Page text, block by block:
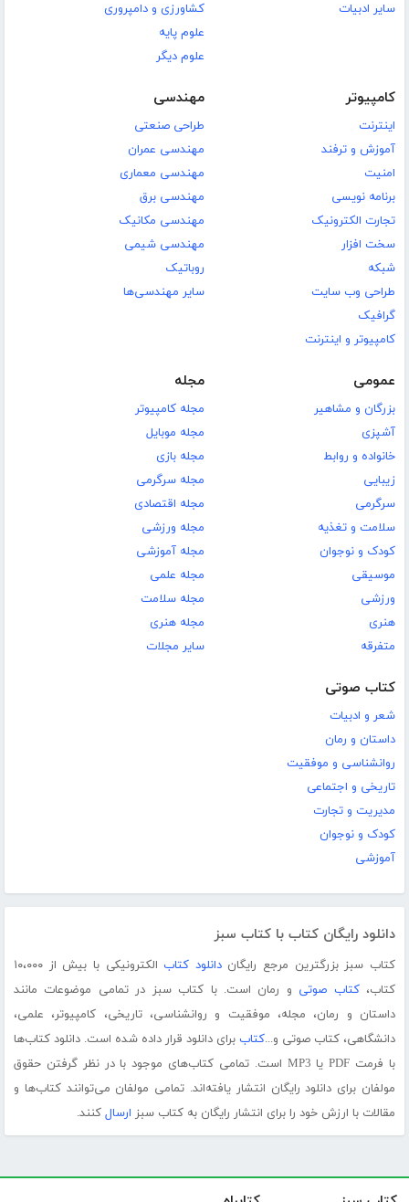
سایر ادبیات
کشاورزی و دامپروری
علوم پایه
علوم دیگر
کامپیوتر
اینترنت
آموزش و ترفند
امنیت
برنامه نویسی
تجارت الکترونیک
سخت افزار
شبکه
طراحی وب سایت
گرافیک
کامپیوتر و اینترنت
مهندسی
طراحی صنعتی
مهندسی عمران
مهندسی معماری
مهندسی برق
مهندسی مکانیک
مهندسی شیمی
روباتیک
سایر مهندسی‌ها
عمومی
بزرگان و مشاهیر
آشپزی
خانواده و روابط
زیبایی
سرگرمی
سلامت و تغذیه
کودک و نوجوان
موسیقی
ورزشی
هنری
متفرقه
مجله
مجله کامپیوتر
مجله موبایل
مجله بازی
مجله سرگرمی
مجله اقتصادی
مجله ورزشی
مجله آموزشی
مجله علمی
مجله سلامت
مجله هنری
سایر مجلات
کتاب صوتی
شعر و ادبیات
داستان و رمان
روانشناسی و موفقیت
تاریخی و اجتماعی
مدیریت و تجارت
کودک و نوجوان
آموزشی
دانلود رایگان کتاب با کتاب سبز
کتاب سبز بزرگترین مرجع رایگاندانلود کتاب
الکترونیکی با بیش از ۱۰،۰۰۰
کتاب،کتاب صوتی و رمان است. با کتاب سبز در تمامی موضوعات مانند
داستان و رمان، مجله، موفقیت و روانشناسی، تاریخی، کامپیوتر، علمی،
دانشگاهی، کتاب صوتی و...کتاب برای دانلود قرار داده شده است. دانلود کتاب‌ها
با فرمت PDF یا MP3 است. تمامی کتاب‌های موجود با در نظر گرفتن حقوق
مولفان برای دانلود رایگان انتشار یافته‌اند. تمامی مولفان می‌توانند کتاب‌ها و
مقالات با ارزش خود را برای انتشار رایگان به کتاب سبز ارسال کنند.